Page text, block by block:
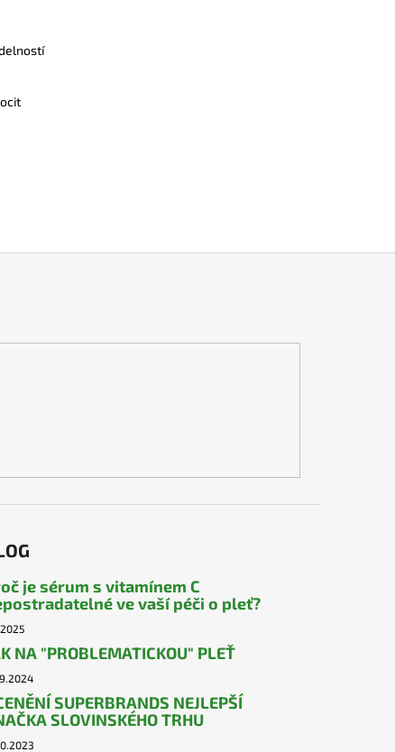
je sérum s vitamínem C
ve vaší péči o pleť?
NA "PROBLEMATICKOU" PLEŤ
SUPERBRANDS NEJLEPŠÍ
SLOVINSKÉHO TRHU